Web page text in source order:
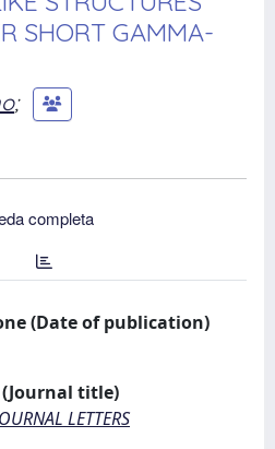
SHORT GAMMA-
;
completa
(Date of publication)
title)
LETTERS